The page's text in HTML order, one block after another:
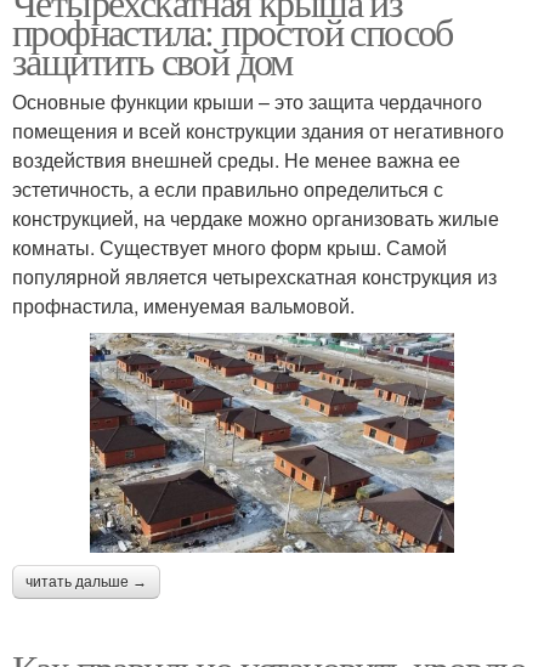
профнастила: простой способ
защитить свой дом
Основные функции крыши – это защита чердачного
помещения и всей конструкции здания от негативного
воздействия внешней среды. Не менее важна ее
эстетичность, а если правильно определиться с
конструкцией, на чердаке можно организовать жилые
комнаты. Существует много форм крыш. Самой
популярной является четырехскатная конструкция из
профнастила, именуемая вальмовой.
читать дальше →